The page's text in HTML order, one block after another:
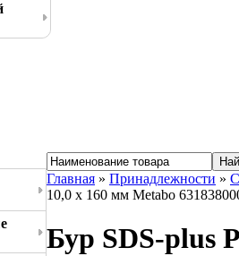
Главная » Принадлежности »
10,0 x 160 мм Metabo
Бур SDS-plus